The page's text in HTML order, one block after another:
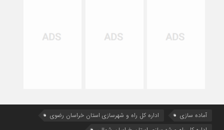
آماده سازی
اداره كل راه و شهرسازي استان خراسان رضوي